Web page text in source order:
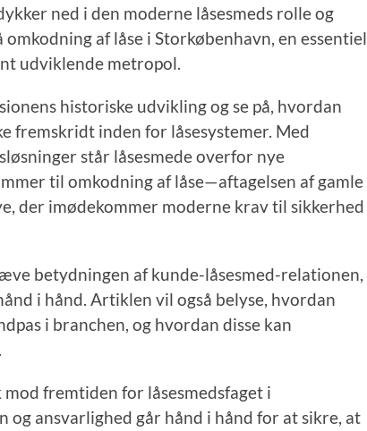
ned i den moderne låsesmeds rolle og
af låse i Storkøbenhavn, en essentiel
udviklende metropol.
historiske udvikling og se på, hvordan
fremskridt inden for låsesystemer. Med
står låsesmede overfor nye
til omkodning af låse—aftagelsen af gamle
der imødekommer moderne krav til sikkerhed
betydningen af kunde-låsesmed-relationen,
i hånd. Artiklen vil også belyse, hvordan
i branchen, og hvordan disse kan
fremtiden for låsesmedsfaget i
ansvarlighed går hånd i hånd for at sikre, at